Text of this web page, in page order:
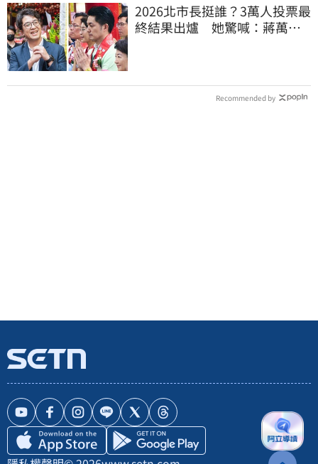
2026北市長挺誰？3萬人投票最
終結果出爐 她驚喊：蔣萬安
Recommended by